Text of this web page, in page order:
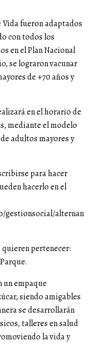
Vida fueron adaptados
con todos los
en el Plan Nacional
se lograron vacunar
de +70 años y
en el horario de
mediante el modelo
adultos mayores y
para hacer
hacerlo en el
gestionsocial/alternan
pertenecer:
un empaque
siendo amigables
se desarrollarán
talleres en salud
la vida y